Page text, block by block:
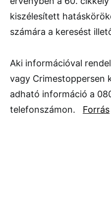
kiszélesített
számára a keresést
Aki információval
vagy Crimestoppersen
adható információ a
telefonszámon. Forrás